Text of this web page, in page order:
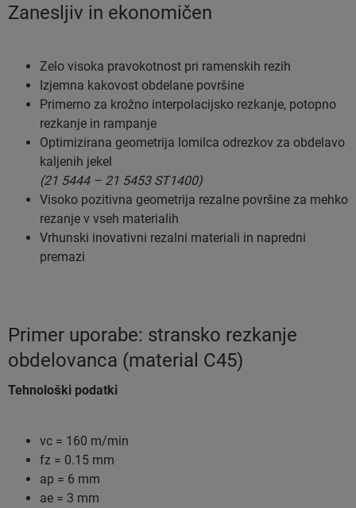
Zanesljiv in ekonomičen
Zelo visoka pravokotnost pri ramenskih rezih
Izjemna kakovost obdelane površine
Primerno za krožno interpolacijsko rezkanje, potopno
rezkanje in rampanje
Optimizirana geometrija lomilca odrezkov za obdelavo
kaljenih jekel
(21 5444 – 21 5453 ST1400)
Visoko pozitivna geometrija rezalne površine za mehko
rezanje v vseh materialih
Vrhunski inovativni rezalni materiali in napredni
premazi
Primer uporabe: stransko rezkanje
obdelovanca (material C45)
Tehnološki podatki
vc = 160 m/min
fz = 0.15 mm
ap = 6 mm
ae = 3 mm